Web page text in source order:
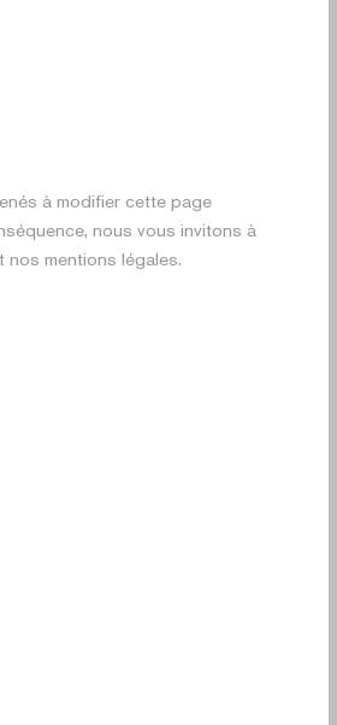
à modifier cette page
nous vous invitons à
nos mentions légales.